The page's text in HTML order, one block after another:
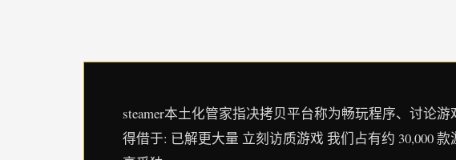
steamer本土化管家指决拷贝平台称为畅玩程序、讨论游
得借于: 已解更大量 立刻访质游戏 我们占有约 30,000